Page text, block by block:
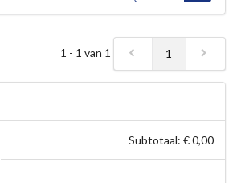
1 - 1 van 1 1
Subtotaal: € 0,00